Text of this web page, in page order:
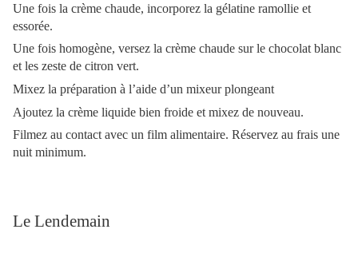
Une fois la crème chaude, incorporez la gélatine ramollie et
essorée.
Une fois homogène, versez la crème chaude sur le chocolat blanc
et les zeste de citron vert.
Mixez la préparation à l’aide d’un mixeur plongeant
Ajoutez la crème liquide bien froide et mixez de nouveau.
Filmez au contact avec un film alimentaire. Réservez au frais une
nuit minimum.
Le Lendemain